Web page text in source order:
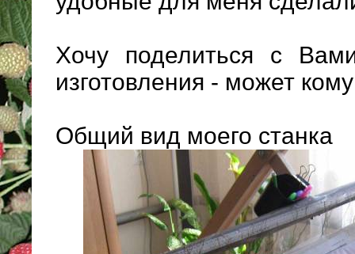
Хочу поделиться с
изготовления - может
Общий вид моего станка